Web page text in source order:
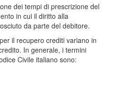
dei tempi di prescrizione del
in cui il diritto alla
da parte del debitore.
il recupero crediti variano in
In generale, i termini
Civile italiano sono: